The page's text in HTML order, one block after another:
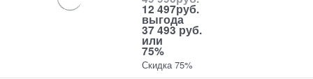
12 497руб.
выгода
37 493 руб.
или
75%
Скидка 75%